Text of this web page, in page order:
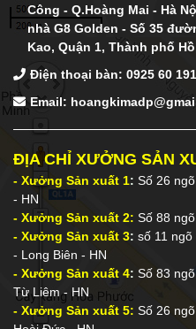
Công - Q.Hoàng Mai - Hà
nhà G8 Golden - Số 35
Kao, Quận 1, Thành phố
Điện thoại bàn: 0925 60
Email:
ĐỊA CHỈ XƯỞNG SẢN
- Xưởng Sản xuất 1: Số 26
- HN
- Xưởng Sản xuất 2: Số 88
- Xưởng Sản xuất 3: số 11
- Long Biên - HN
- Xưởng Sản xuất 4: Số 83
Từ Liêm - HN
- Xưởng Sản xuất 5: Số 26